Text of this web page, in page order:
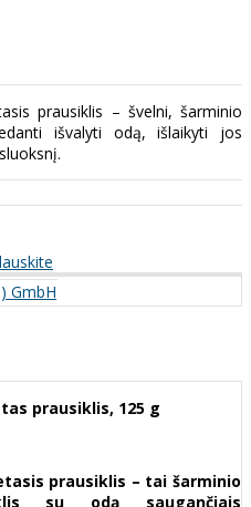
prausiklis – švelni, šarminio
išvalyti odą, išlaikyti jos
GmbH
prausiklis, 125 g
prausiklis – tai šarminio
su odą saugančiais